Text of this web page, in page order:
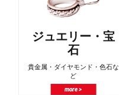
ジュエリー・宝
石
貴金属・ダイヤモンド・色石な
ど
more >